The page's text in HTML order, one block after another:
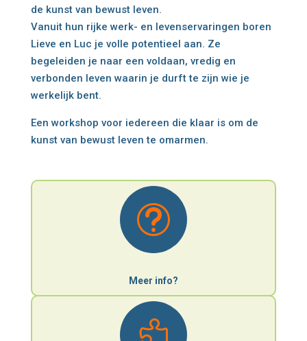
de kunst van bewust leven.
Vanuit hun rijke werk- en levenservaringen boren
Lieve en Luc je volle potentieel aan. Ze
begeleiden je naar een voldaan, vredig en
verbonden leven waarin je durft te zijn wie je
werkelijk bent.
Een workshop voor iedereen die klaar is om de
kunst van bewust leven te omarmen.
t
Meer info?